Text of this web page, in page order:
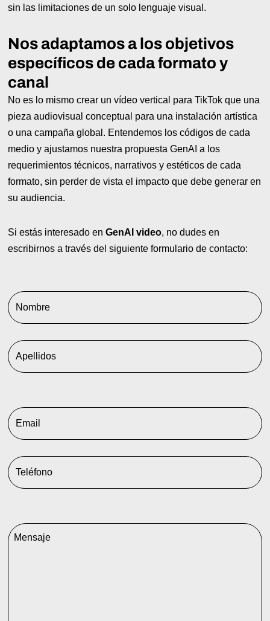
sin las limitaciones de un solo lenguaje visual.
Nos adaptamos a los objetivos
específicos de cada formato y
canal
No es lo mismo crear un vídeo vertical para TikTok que una
pieza audiovisual conceptual para una instalación artística
o una campaña global. Entendemos los códigos de cada
medio y ajustamos nuestra propuesta GenAI a los
requerimientos técnicos, narrativos y estéticos de cada
formato, sin perder de vista el impacto que debe generar en
su audiencia.
Si estás interesado enGenAI video, no dudes en
escribirnos a través del siguiente formulario de contacto: